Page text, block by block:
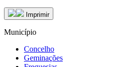
Imprimir
Município
Concelho
Geminações